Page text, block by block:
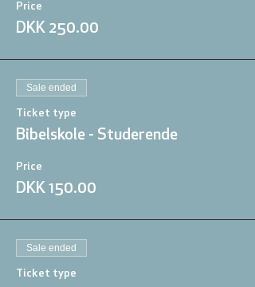
Price
DKK 250.00
Sale ended
Ticket type
Bibelskole - Studerende
Price
DKK 150.00
Sale ended
Ticket type